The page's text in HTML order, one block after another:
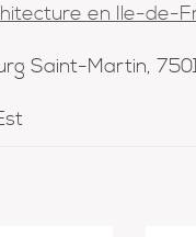
en Ile-de-
Saint-Martin,